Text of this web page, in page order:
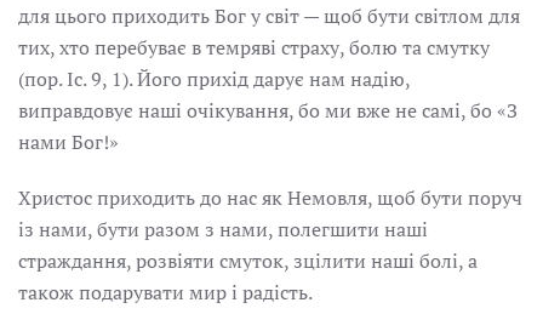
для цього приходить Бог у світ — щоб бути світлом для
тих, хто перебуває в темряві страху, болю та смутку
(пор. Іс. 9, 1). Його прихід дарує нам надію,
виправдовує наші очікування, бо ми вже не самі, бо «З
нами Бог!»
Христос приходить до нас як Немовля, щоб бути поруч
із нами, бути разом з нами, полегшити наші
страждання, розвіяти смуток, зцілити наші болі, а
також подарувати мир і радість.